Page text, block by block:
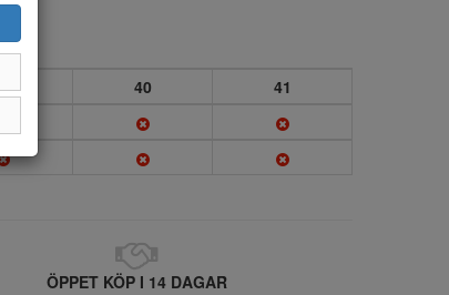
40
41
ÖPPET KÖP I 14 DAGAR